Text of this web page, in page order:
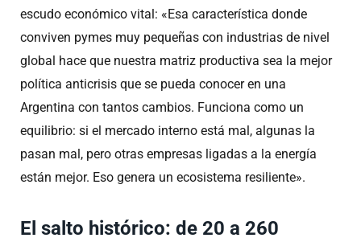
escudo económico vital: «Esa característica donde
conviven pymes muy pequeñas con industrias de nivel
global hace que nuestra matriz productiva sea la mejor
política anticrisis que se pueda conocer en una
Argentina con tantos cambios. Funciona como un
equilibrio: si el mercado interno está mal, algunas la
pasan mal, pero otras empresas ligadas a la energía
están mejor. Eso genera un ecosistema resiliente».
El salto histórico: de 20 a 260